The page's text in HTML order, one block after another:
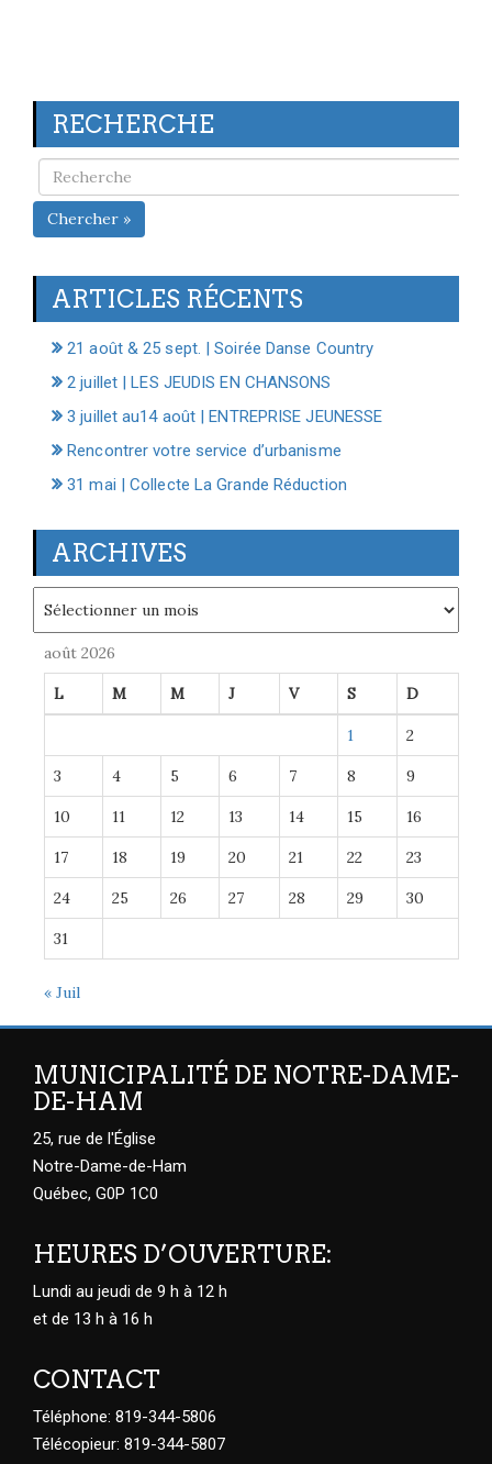
RECHERCHE
Chercher »
ARTICLES RÉCENTS
21 août & 25 sept. | Soirée Danse Country
2 juillet | LES JEUDIS EN CHANSONS
3 juillet au14 août | ENTREPRISE JEUNESSE
Rencontrer votre service d’urbanisme
31 mai | Collecte La Grande Réduction
ARCHIVES
août 2026
L M M J V S D
1 2
3 4 5 6 7 8 9
10 11 12 13 14 15 16
17 18 19 20 21 22 23
24 25 26 27 28 29 30
31
« Juil
MUNICIPALITÉ DE NOTRE-DAME-
DE-HAM
25, rue de l'Église
Notre-Dame-de-Ham
Québec, G0P 1C0
HEURES D’OUVERTURE:
Lundi au jeudi de 9 h à 12 h
et de 13 h à 16 h
CONTACT
Téléphone: 819-344-5806
Télécopieur: 819-344-5807